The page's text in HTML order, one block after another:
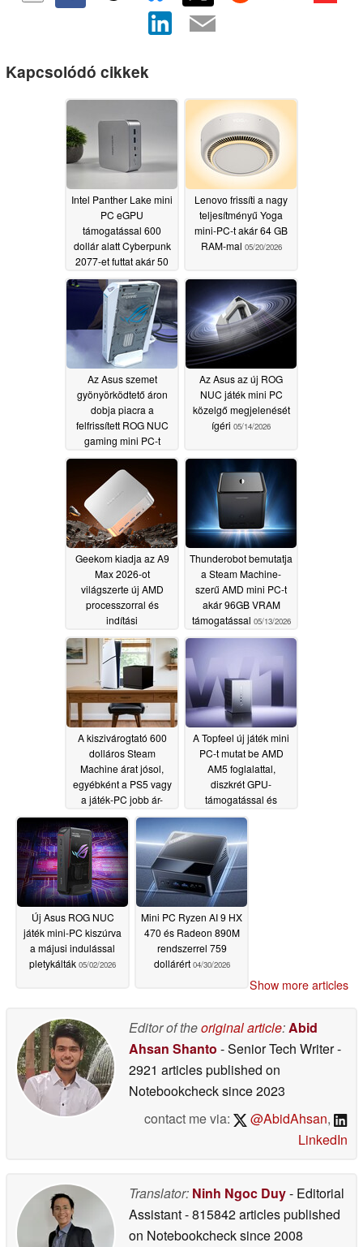
Kapcsolódó cikkek
Intel Panther Lake mini
PC eGPU
támogatással 600
dollár alatt Cyberpunk
2077-et futtat akár 50
FPS-sel képkocka
generálás nélkül
05/20/2026
Lenovo frissíti a nagy
teljesítményű Yoga
mini-PC-t akár 64 GB
RAM-mal 05/20/2026
Az Asus szemet
gyönyörködtető áron
dobja piacra a
felfrissített ROG NUC
gaming mini PC-t
05/15/2026
Az Asus az új ROG
NUC játék mini PC
közelgő megjelenését
ígéri 05/14/2026
Geekom kiadja az A9
Max 2026-ot
világszerte új AMD
processzorral és
indítási
kedvezményekkel
05/14/2026
Thunderobot bemutatja
a Steam Machine-
szerű AMD mini PC-t
akár 96GB VRAM
támogatással 05/13/2026
A kiszivárogtató 600
dolláros Steam
Machine árat jósol,
egyébként a PS5 vagy
a játék-PC jobb ár-
érték arányú
05/03/2026
A Topfeel új játék mini
PC-t mutat be AMD
AM5 foglalattal,
diszkrét GPU-
támogatással és
rengeteg porttal
05/03/2026
Új Asus ROG NUC
játék mini-PC kiszúrva
a májusi indulással
pletykálták 05/02/2026
Mini PC Ryzen AI 9 HX
470 és Radeon 890M
rendszerrel 759
dollárért 04/30/2026
Show more articles
Editor of theoriginal article:Abid
Ahsan Shanto - Senior Tech Writer-
2921 articles published on
Notebookchecksince 2023
contact me via:
@AbidAhsan,
LinkedIn
Translator: Ninh Ngoc Duy- Editorial
Assistant- 815842 articles published
on Notebookchecksince 2008